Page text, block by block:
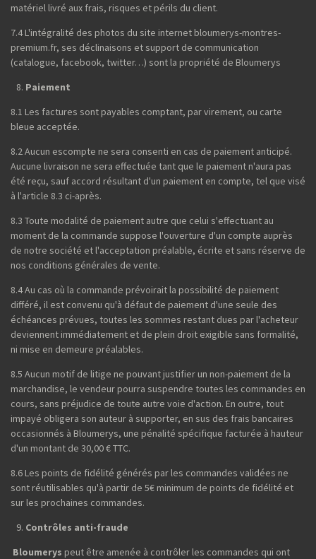
matériel livré aux frais, risques et périls du client.
7.4 L'intégralité des photos du site internet bloumerys-montres-
premium.fr, ses déclinaisons et support de communication
(catalogue, facebook, twitter…) sont la propriété de Bloumerys
Paiement
8.1 Les factures sont payables comptant, par virement, ou carte
bleue acceptée.
8.2 Aucun escompte ne sera consenti en cas de paiement anticipé.
Aucune livraison ne sera effectuée tant que le paiement n'aura pas
été reçu, sauf accord résultant d'un paiement en compte, tel que visé
à l'article 8.3 ci-après.
8.3 Toute modalité de paiement autre que celui s'effectuant au
moment de la commande suppose l'ouverture d'un compte auprès
de notre société et l'acceptation préalable, écrite et sans réserve de
nos conditions générales de vente.
8.4 Au cas où la commande prévoirait la possibilité de paiement
différé, il est convenu qu'à défaut de paiement d'une seule des
échéances prévues, toutes les sommes restant dues par l'acheteur
deviennent immédiatement et de plein droit exigible sans formalité,
ni mise en demeure préalables.
8.5 Aucun motif de litige ne pouvant justifier un non-paiement de la
marchandise, le vendeur pourra suspendre toutes les commandes en
cours, sans préjudice de toute autre voie d'action. En outre, tout
impayé obligera son auteur à supporter, en sus des frais bancaires
occasionnés à Bloumerys, une pénalité spécifique facturée à hauteur
d'un montant de 30,00 € TTC.
8.6 Les points de fidélité générés par les commandes validées ne
sont réutilisables qu'à partir de 5€ minimum de points de fidélité et
sur les prochaines commandes.
Contrôles anti-fraude
Bloumerys peut être amenée à contrôler les commandes qui ont